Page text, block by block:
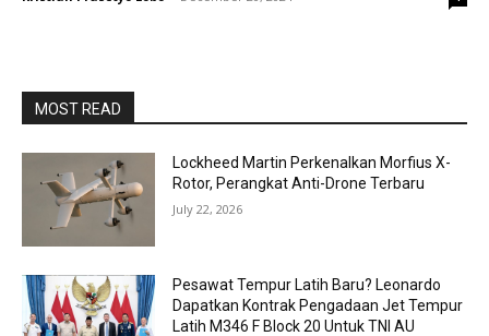
MOST READ
Lockheed Martin Perkenalkan Morfius X-
Rotor, Perangkat Anti-Drone Terbaru
July 22, 2026
Pesawat Tempur Latih Baru? Leonardo
Dapatkan Kontrak Pengadaan Jet Tempur
Latih M346 F Block 20 Untuk TNI AU